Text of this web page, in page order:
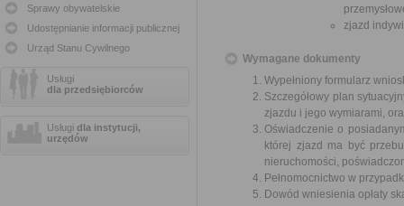
Sprawy obywatelskie
Udostępnianie informacji publicznej
Urząd Stanu Cywilnego
Usługi
dla przedsiębiorców
Usługi dla instytucji,
urzędów
zjazd
Wymagane dokumenty
Wypełniony formularz
Szczegółowy plan
zjazdu i jego wymiarami,
Oświadczenie o
której zjazd ma być
nieruchomości,
Pełnomocnictwo w
Dowód wniesienia opłaty